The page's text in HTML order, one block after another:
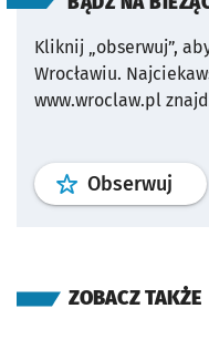
Kliknij „obserwuj”,
Wrocławiu.
www.wroclaw.pl
Obserwuj profil
ZOBACZ TAKŻE